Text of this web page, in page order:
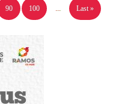
90 100 Last »